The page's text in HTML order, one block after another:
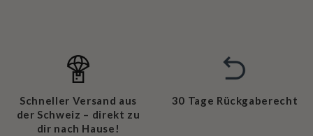
Schneller Versand aus
der Schweiz – direkt zu
dir nach Hause!
30 Tage Rückgaberecht